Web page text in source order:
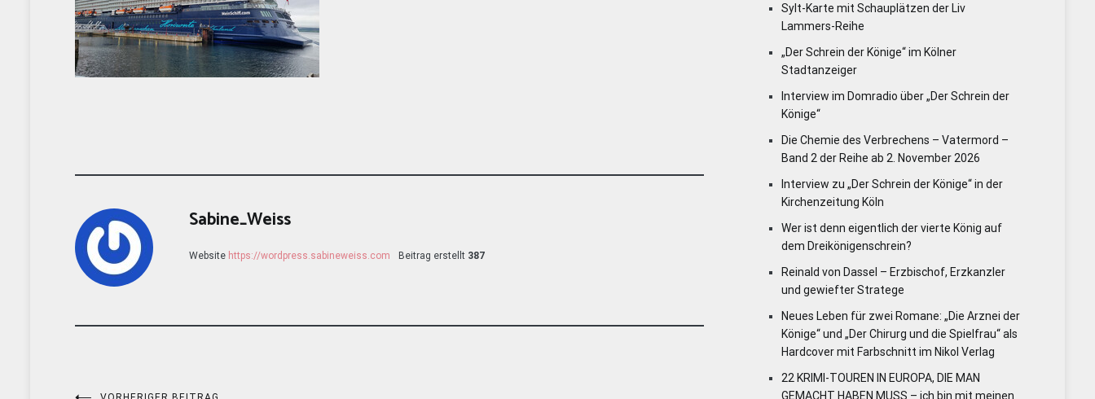
Sabine_Weiss
Website https://wordpress.sabineweiss.com Beitrag erstellt 387
Sylt-Karte mit Schauplätzen der Liv
Lammers-Reihe
„Der Schrein der Könige“ im Kölner
Stadtanzeiger
Interview im Domradio über „Der Schrein der
Könige“
Die Chemie des Verbrechens – Vatermord –
Band 2 der Reihe ab 2. November 2026
Interview zu „Der Schrein der Könige“ in der
Kirchenzeitung Köln
Wer ist denn eigentlich der vierte König auf
dem Dreikönigenschrein?
Reinald von Dassel – Erzbischof, Erzkanzler
und gewiefter Stratege
Neues Leben für zwei Romane: „Die Arznei der
Könige“ und „Der Chirurg und die Spielfrau“ als
Hardcover mit Farbschnitt im Nikol Verlag
22 KRIMI-TOUREN IN EUROPA, DIE MAN
GEMACHT HABEN MUSS – ich bin mit meinen